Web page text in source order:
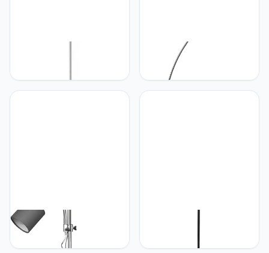
plafondlamp Petty
R30451906, metaal
RL LIVE YOUR LIGHT
Reality Leuchten floor
lamp, metal, E27,
black/gold-colored, 75 x
RL LIVE YOUR LIGHT
Reality, staande lamp,
Owen 1xE27
Hanglamp Hanglamp